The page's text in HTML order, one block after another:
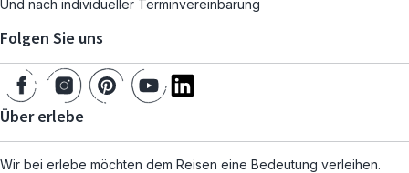
Und nach individueller Terminvereinbarung
Folgen Sie uns
Über erlebe
Wir bei erlebe möchten dem Reisen eine Bedeutung verleihen.